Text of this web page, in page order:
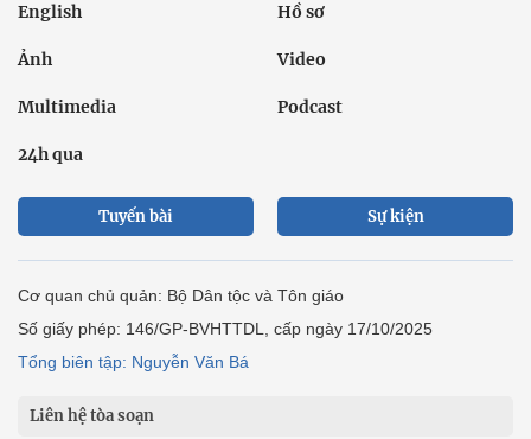
English Hồ sơ
Ảnh Video
Multimedia Podcast
24h qua
Tuyến bài Sự kiện
Cơ quan chủ quản: Bộ Dân tộc và Tôn giáo
Số giấy phép: 146/GP-BVHTTDL, cấp ngày 17/10/2025
Tổng biên tập: Nguyễn Văn Bá
Liên hệ tòa soạn